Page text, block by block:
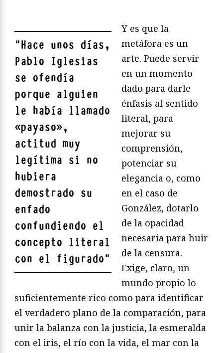
"Hace unos días,
Pablo Iglesias
se ofendía
porque alguien
le había llamado
«payaso»,
actitud muy
legítima si no
hubiera
demostrado su
enfado
confundiendo el
concepto literal
con el figurado"
Y es que la
metáfora es un
arte. Puede servir
en un momento
dado para darle
énfasis al sentido
literal, para
mejorar su
comprensión,
potenciar su
elegancia o, como
en el caso de
González, dotarlo
de la opacidad
necesaria para huir
de la censura.
Exige, claro, un
mundo propio lo
suficientemente rico como para identificar
el verdadero plano de la comparación, para
unir la balanza con la justicia, la esmeralda
con el iris, el río con la vida, el mar con la